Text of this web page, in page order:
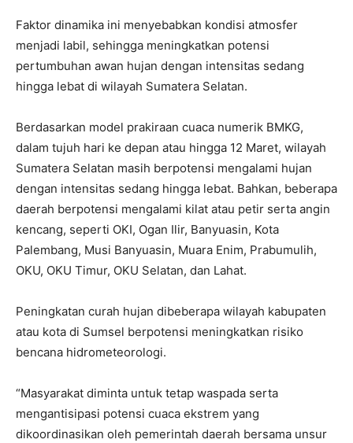
Faktor dinamika ini menyebabkan kondisi atmosfer
menjadi labil, sehingga meningkatkan potensi
pertumbuhan awan hujan dengan intensitas sedang
hingga lebat di wilayah Sumatera Selatan.
Berdasarkan model prakiraan cuaca numerik BMKG,
dalam tujuh hari ke depan atau hingga 12 Maret, wilayah
Sumatera Selatan masih berpotensi mengalami hujan
dengan intensitas sedang hingga lebat. Bahkan, beberapa
daerah berpotensi mengalami kilat atau petir serta angin
kencang, seperti OKI, Ogan Ilir, Banyuasin, Kota
Palembang, Musi Banyuasin, Muara Enim, Prabumulih,
OKU, OKU Timur, OKU Selatan, dan Lahat.
Peningkatan curah hujan dibeberapa wilayah kabupaten
atau kota di Sumsel berpotensi meningkatkan risiko
bencana hidrometeorologi.
“Masyarakat diminta untuk tetap waspada serta
mengantisipasi potensi cuaca ekstrem yang
dikoordinasikan oleh pemerintah daerah bersama unsur